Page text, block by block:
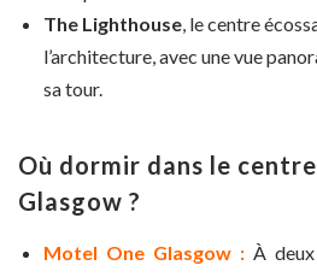
The Lighthouse, le centre
l’architecture, avec une vue
sa tour.
Où dormir dans le
Glasgow ?
Motel One Glasgow :À deux